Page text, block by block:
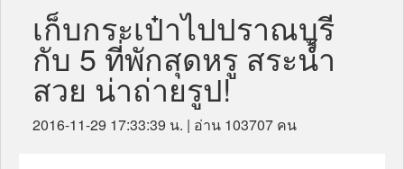
สุขภาพ
เครื่องสำอางค์
ลดความอ้วน
ไลฟ์สไตล์
เก็บกระเป๋าไปปราณบุรี
กับ 5 ที่พักสุดหรู สระน้ำ
สวย น่าถ่ายรูป!
2016-11-29 17:33:39 น. | อ่าน 103707 คน